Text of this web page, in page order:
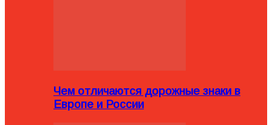
Чем отличаются дорожные знаки в
Европе и России